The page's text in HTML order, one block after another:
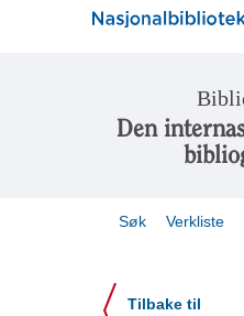
Den
Søk Verkliste
Tilbake til